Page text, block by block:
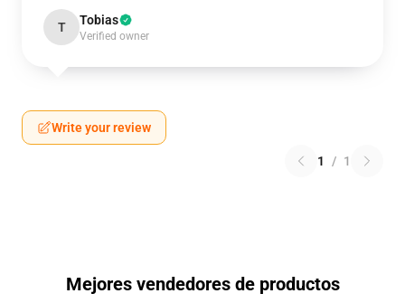
T Tobias
Verified owner
Write your review
1 / 1
Mejores vendedores de productos